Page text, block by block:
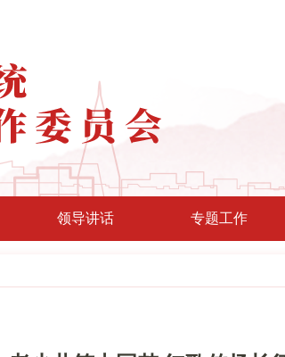
领导讲话 专题工作